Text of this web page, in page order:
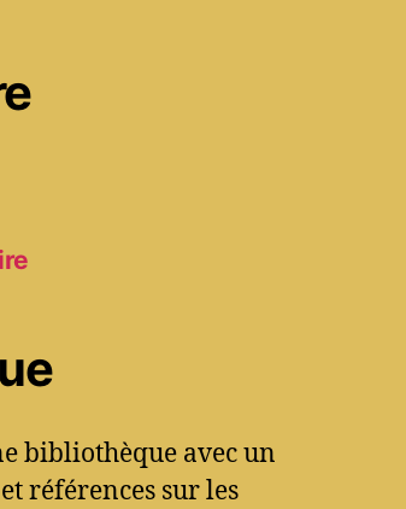
bibliothèque avec un
références sur les